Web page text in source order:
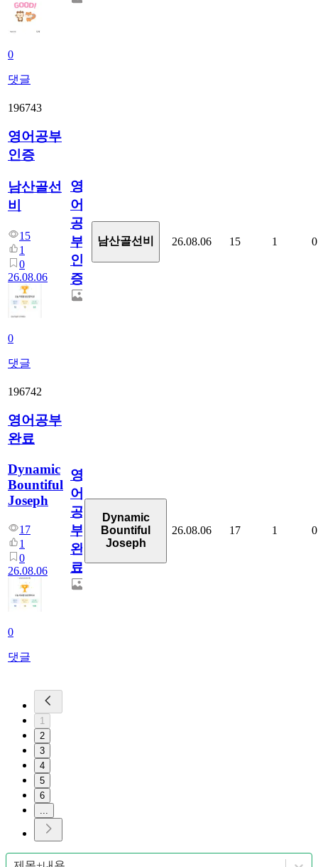
0
댓글
196743
영어공부
인증
남산골선
비
15
1
0
26.08.06
0
댓글
영
어
공
부
인
증
남산골선비 26.08.06 15 1 0
196742
영어공부
완료
Dynamic
Bountiful
Joseph
17
1
0
26.08.06
0
댓글
영
어
공
부
완
료
Dynamic
Bountiful
Joseph
26.08.06 17 1 0
1
2
3
4
5
6